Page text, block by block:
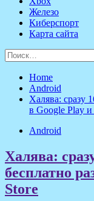
Железо
Киберспорт
Карта сайта
Найти:
Home
Android
Халява: сразу
в Google Play
Android
Халява:
бесплатно
Store